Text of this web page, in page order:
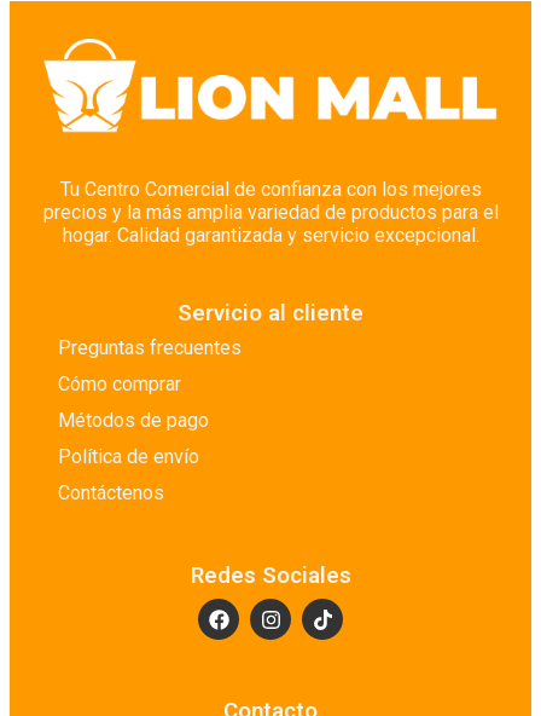
Tu Centro Comercial de confianza con los mejores
precios y la más amplia variedad de productos para el
hogar. Calidad garantizada y servicio excepcional.
Servicio al cliente
Preguntas frecuentes
Cómo comprar
Métodos de pago
Política de envío
Contáctenos
Redes Sociales